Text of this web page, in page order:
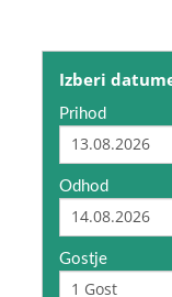
Izberi
Prihod
Odhod
Gostje